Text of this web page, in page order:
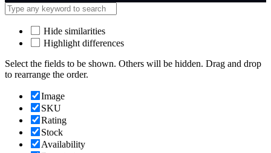
Hide similarities
Highlight differences
Select the fields to be shown. Others will be hidden. Drag and drop
to rearrange the order.
Image
SKU
Rating
Stock
Availability